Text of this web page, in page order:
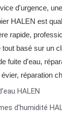
d'urgence,
HALEN est
rapide,
basé sur un
fuite d'eau,
réparation
HALEN
d'humidité